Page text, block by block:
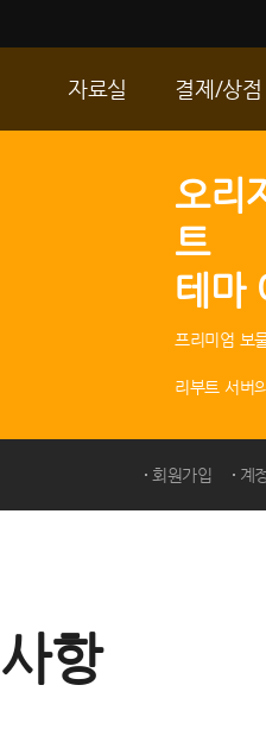
오리
트
테
프리미엄 보
리부트 서버
회원가입 계
자료실 결제/상점
마이
내 캐시
항